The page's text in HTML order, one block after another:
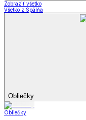
Zobraziť všetko
Všetko z Spálňa
Obliečky
Obliečky